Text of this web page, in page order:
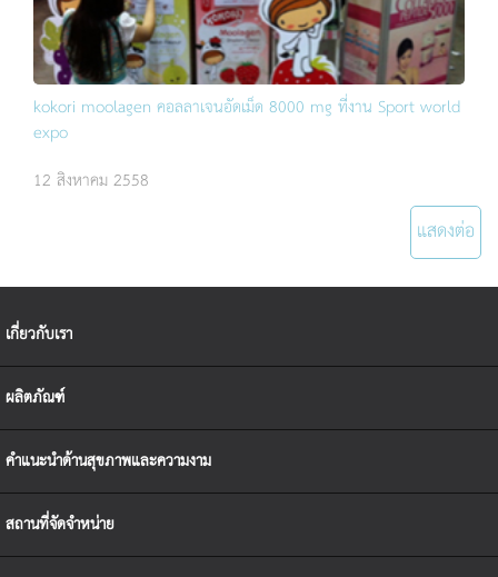
kokori moolagen คอลลาเจนอัดเม็ด 8000 mg ที่งาน Sport world
expo
12 สิงหาคม 2558
แสดงต่อ
เกี่ยวกับเรา
ผลิตภัณฑ์
คำแนะนำด้านสุขภาพและความงาม
สถานที่จัดจำหน่าย